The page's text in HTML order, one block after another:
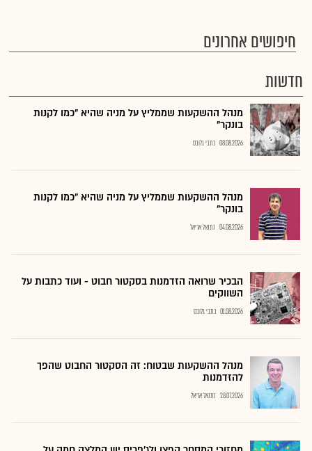
חיפושים אחרונים
חדשות
מנהל ההשקעות שממליץ על מניה שהיא "כמו לקנות
בונקר"
08.08.2026 כתבי גלובס
מנהל ההשקעות שממליץ על מניה שהיא "כמו לקנות
בונקר"
04.08.2026 נתנאל אריאל
הבכיר שרואה הזדמנות בסקטור חבוט - ועוד כתבות על
השווקים
01.08.2026 כתבי גלובס
מנהל ההשקעות שבטוח: זה הסקטור החבוט שהפך
להזדמנות
28.07.2026 נתנאל אריאל